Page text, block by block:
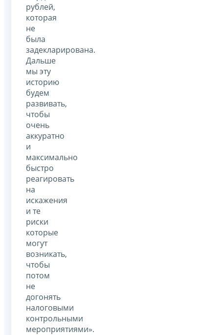
рублей,
которая
не
была
задекларирована.
Дальше
мы эту
историю
будем
развивать,
чтобы
очень
аккуратно
и
максимально
быстро
реагировать
на
искажения
и те
риски
которые
могут
возникать,
чтобы
потом
не
догонять
налоговыми
контрольными
мероприятиями».